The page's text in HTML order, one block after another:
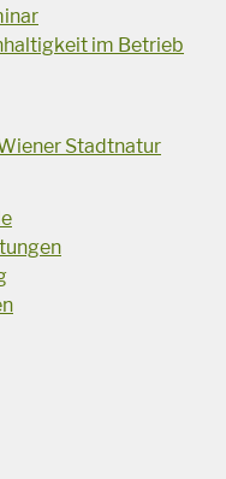
im Betrieb
Stadtnatur